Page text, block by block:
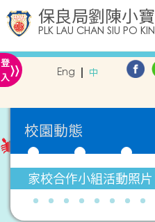
保良局劉陳小
PLK LAU CHAN SIU PO
登
入» Eng 中
校園動態
家校合作小組活動照片